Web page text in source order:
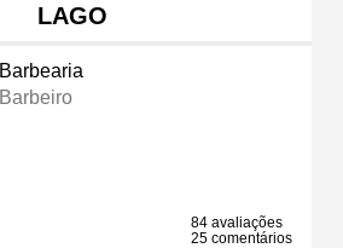
LAGO
Barbearia
Barbeiro
84 avaliações
25 comentários